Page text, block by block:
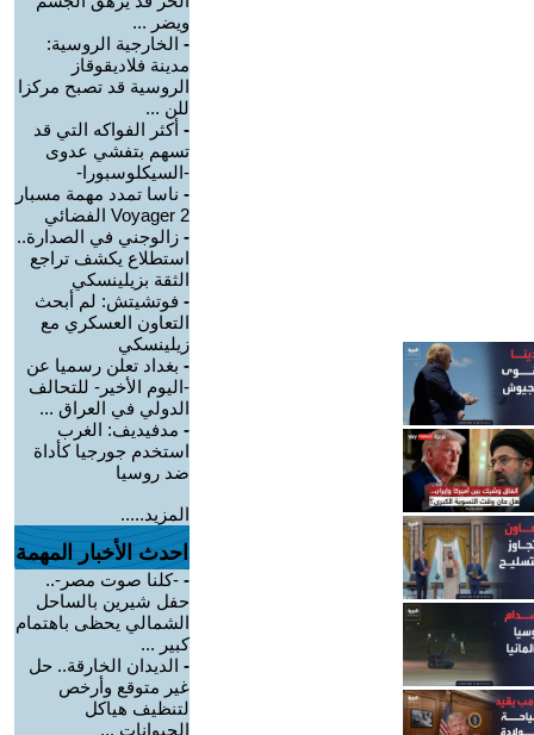
ويضر ...
- الخارجية الروسية:
مدينة فلاديقوقاز
الروسية قد تصبح مركزا
للن ...
- أكثر الفواكه التي قد
تسهم بتفشي عدوى
-السيكلوسبورا-
- ناسا تمدد مهمة مسبار
Voyager 2 الفضائي
- زالوجني في الصدارة..
استطلاع يكشف تراجع
الثقة بزيلينسكي
- فوتشيتش: لم أبحث
التعاون العسكري مع
زيلينسكي
- بغداد تعلن رسميا عن
-اليوم الأخير- للتحالف
الدولي في العراق ...
- مدفيديف: الغرب
استخدم جورجيا كأداة
ضد روسيا
المزيد.....
احدث الأخبار المهمة
- -كلنا صوت مصر-..
حفل شيرين بالساحل
الشمالي يحظى باهتمام
كبير ...
- الديدان الخارقة.. حل
غير متوقع وأرخص
لتنظيف هياكل
الحيوانات ...